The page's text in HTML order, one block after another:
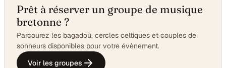
Prêt à réserver un groupe de musique
bretonne ?
Parcourez les bagadoù, cercles celtiques et couples de
sonneurs disponibles pour votre évènement.
Voir les groupes